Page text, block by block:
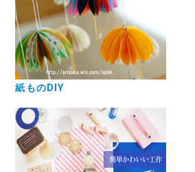
紙ものDIY